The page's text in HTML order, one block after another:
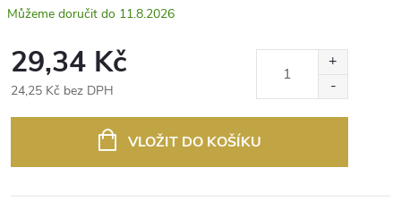
11.8.2026
29,34 Kč
24,25 Kč bez DPH
VLOŽIT DO KOŠÍKU